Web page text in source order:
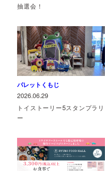
抽選会！
パレットくもじ
2026.06.29
トイストーリー5スタンプラリ
ー